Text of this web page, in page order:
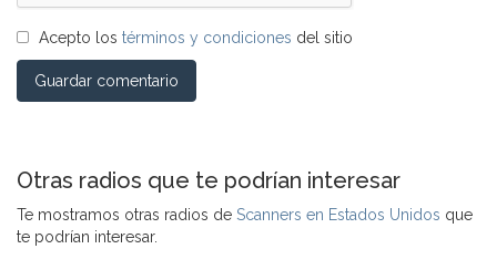
Acepto los términos y condiciones del sitio
Guardar comentario
Otras radios que te podrían interesar
Te mostramos otras radios de Scanners en Estados Unidos que
te podrían interesar.